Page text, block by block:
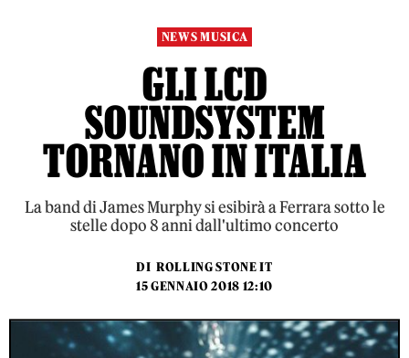
NEWS MUSICA
GLI LCD
SOUNDSYSTEM
TORNANO IN ITALIA
La band di James Murphy si esibirà a Ferrara sotto le
stelle dopo 8 anni dall'ultimo concerto
DI ROLLING STONE IT
15 GENNAIO 2018 12:10